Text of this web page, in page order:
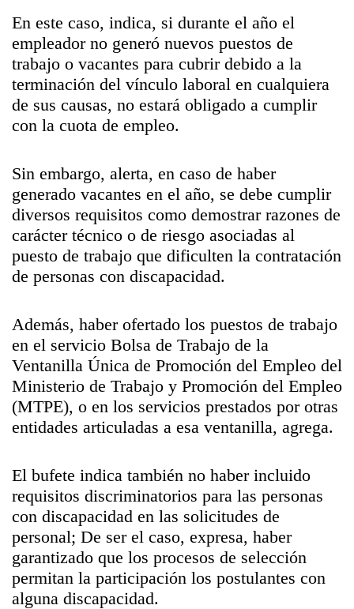
En este caso, indica, si durante el año el
empleador no generó nuevos puestos de
trabajo o vacantes para cubrir debido a la
terminación del vínculo laboral en cualquiera
de sus causas, no estará obligado a cumplir
con la cuota de empleo.
Sin embargo, alerta, en caso de haber
generado vacantes en el año, se debe cumplir
diversos requisitos como demostrar razones de
carácter técnico o de riesgo asociadas al
puesto de trabajo que dificulten la contratación
de personas con discapacidad.
Además, haber ofertado los puestos de trabajo
en el servicio Bolsa de Trabajo de la
Ventanilla Única de Promoción del Empleo del
Ministerio de Trabajo y Promoción del Empleo
(MTPE), o en los servicios prestados por otras
entidades articuladas a esa ventanilla, agrega.
El bufete indica también no haber incluido
requisitos discriminatorios para las personas
con discapacidad en las solicitudes de
personal; De ser el caso, expresa, haber
garantizado que los procesos de selección
permitan la participación los postulantes con
alguna discapacidad.